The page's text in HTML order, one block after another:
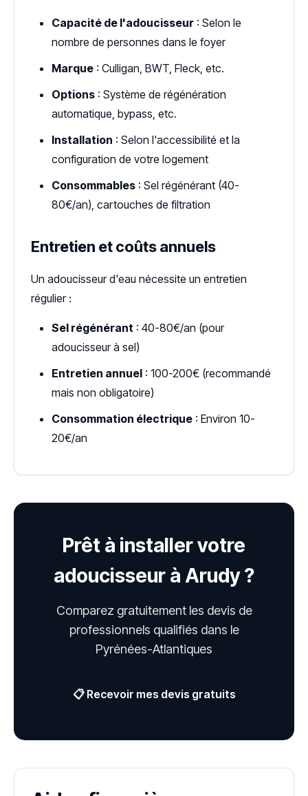
Capacité de l'adoucisseur : Selon le
nombre de personnes dans le foyer
Marque : Culligan, BWT, Fleck, etc.
Options : Système de régénération
automatique, bypass, etc.
Installation : Selon l'accessibilité et la
configuration de votre logement
Consommables : Sel régénérant (40-
80€/an), cartouches de filtration
Entretien et coûts annuels
Un adoucisseur d'eau nécessite un entretien
régulier :
Sel régénérant : 40-80€/an (pour
adoucisseur à sel)
Entretien annuel : 100-200€ (recommandé
mais non obligatoire)
Consommation électrique : Environ 10-
20€/an
Prêt à installer votre
adoucisseur à Arudy ?
Comparez gratuitement les devis de
professionnels qualifiés dans le
Pyrénées-Atlantiques
📋 Recevoir mes devis gratuits